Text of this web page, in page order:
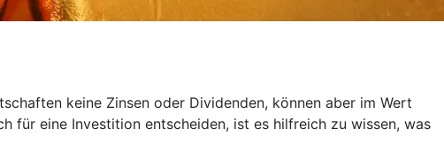
keine Zinsen oder Dividenden, können aber im Wert
für eine Investition entscheiden, ist es hilfreich zu wissen, was